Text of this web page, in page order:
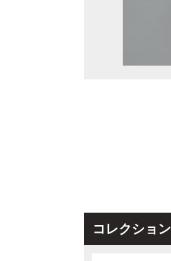
コレクション